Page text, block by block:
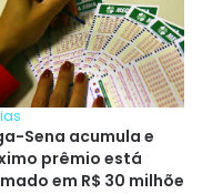
Sena acumula e
prêmio está
em R$ 30 milhões